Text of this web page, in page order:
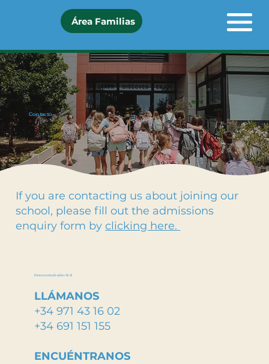
Área Familias
Contacto
If you are contacting us about joining our
school, please fill out the admissions
enquiry form byclicking here.
¡Nos encantaría saber de ti!
LLÁMANOS
+34 971 43 16 02
+34 691 151 155
ENCUÉNTRANOS